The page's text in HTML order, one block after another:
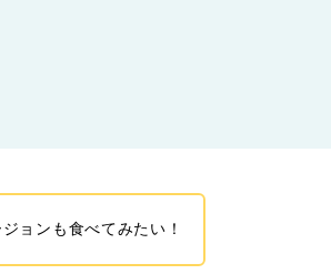
ョンも食べてみたい！